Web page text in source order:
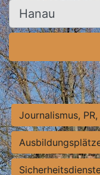
Ort, Stadt
Journalismus,